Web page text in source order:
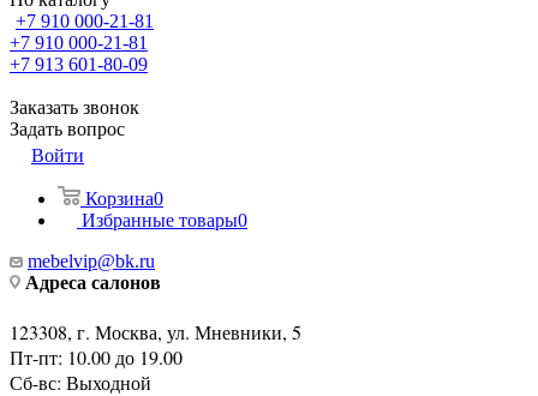
+7 910 000-21-81
+7 910 000-21-81
+7 913 601-80-09
Заказать звонок
Задать вопрос
Войти
Корзина0
Избранные товары0
mebelvip@bk.ru
Адреса салонов
123308, г. Москва, ул. Мневники, 5
Пт-пт: 10.00 до 19.00
Сб-вс: Выходной